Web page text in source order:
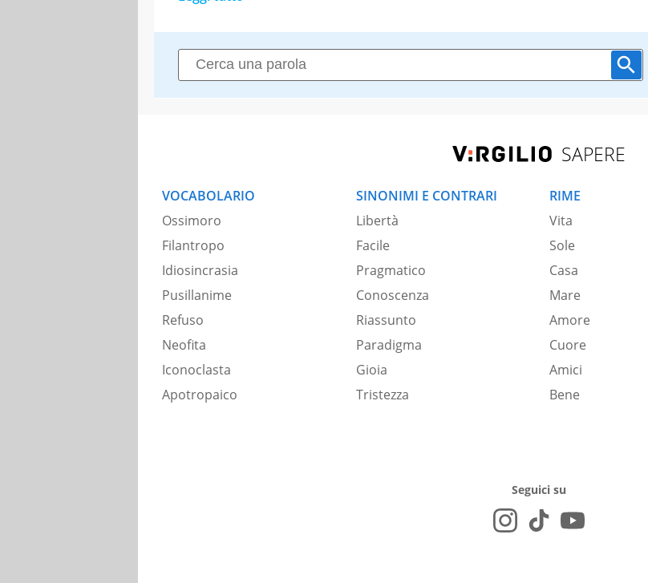
SAPERE
VOCABOLARIO
Ossimoro
Filantropo
Idiosincrasia
Pusillanime
Refuso
Neofita
Iconoclasta
Apotropaico
SINONIMI E CONTRARI
Libertà
Facile
Pragmatico
Conoscenza
Riassunto
Paradigma
Gioia
Tristezza
RIME
Vita
Sole
Casa
Mare
Amore
Cuore
Amici
Bene
Seguici su